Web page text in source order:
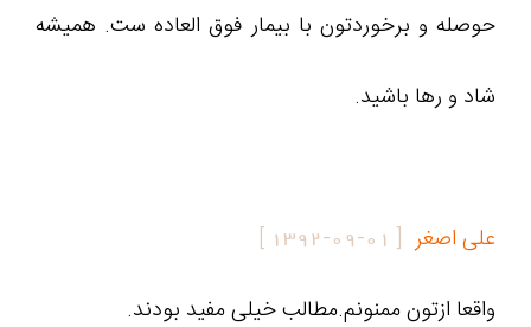
حوصله و برخوردتون با بیمار فوق العاده ست. همیشه
شاد و رها باشید.
علی اصغر [
1392-09-01
]
واقعا ازتون ممنونم.مطالب خیلی مفید بودند.